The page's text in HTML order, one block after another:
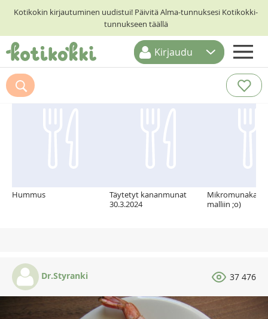
Kotikokin kirjautuminen uudistui! Päivitä Alma-tunnuksesi Kotikokki-
tunnukseen täällä
ETUSIVU
RESEPTIHAKU
Kirjaudu
Suosittelemme myös
Hummus
Täytetyt kananmunat
30.3.2024
Mikromunakas
malliin ;o)
Dr.Styranki 37 476